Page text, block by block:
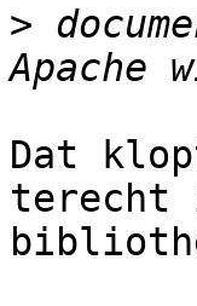
>
Dat
terecht